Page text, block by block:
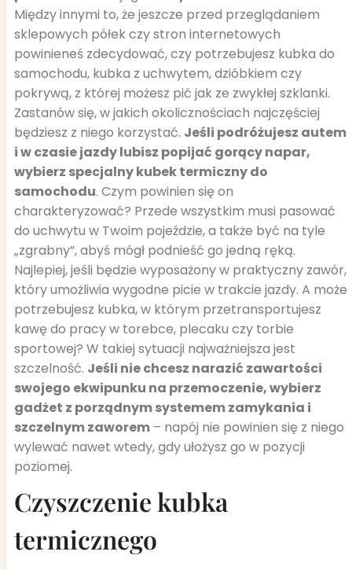
Między innymi to, że jeszcze przed przeglądaniem
sklepowych półek czy stron internetowych
powinieneś zdecydować, czy potrzebujesz kubka do
samochodu, kubka z uchwytem, dzióbkiem czy
pokrywą, z której możesz pić jak ze zwykłej szklanki.
Zastanów się, w jakich okolicznościach najczęściej
będziesz z niego korzystać. Jeśli podróżujesz autem
i w czasie jazdy lubisz popijać gorący napar,
wybierz specjalny kubek termiczny do
samochodu. Czym powinien się on
charakteryzować? Przede wszystkim musi pasować
do uchwytu w Twoim pojeździe, a także być na tyle
„zgrabny”, abyś mógł podnieść go jedną ręką.
Najlepiej, jeśli będzie wyposażony w praktyczny zawór,
który umożliwia wygodne picie w trakcie jazdy. A może
potrzebujesz kubka, w którym przetransportujesz
kawę do pracy w torebce, plecaku czy torbie
sportowej? W takiej sytuacji najważniejsza jest
szczelność. Jeśli nie chcesz narazić zawartości
swojego ekwipunku na przemoczenie, wybierz
gadżet z porządnym systemem zamykania i
szczelnym zaworem – napój nie powinien się z niego
wylewać nawet wtedy, gdy ułożysz go w pozycji
poziomej.
Czyszczenie kubka
termicznego